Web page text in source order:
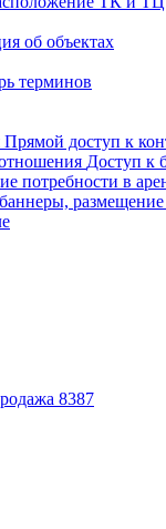
об объектах
терминов
Прямой доступ к
Доступ к
потребности в
размещение
8387